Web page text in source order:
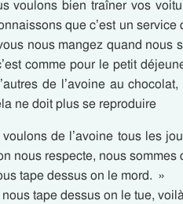
voulons bien traîner vos
que c’est un
nous mangez quand nous
comme pour le petit
de l’avoine au
ne doit plus se reproduire
de l’avoine tous les
nous respecte, nous
tape dessus on le mord. »
tape dessus on le tue,